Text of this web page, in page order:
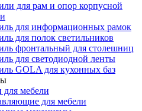
для рам и опор корпусной
для информационных рамок
для полок светильников
фронтальный для столешниц
для светодиодной ленты
GOLA для кухонных баз
для мебели
для мебели